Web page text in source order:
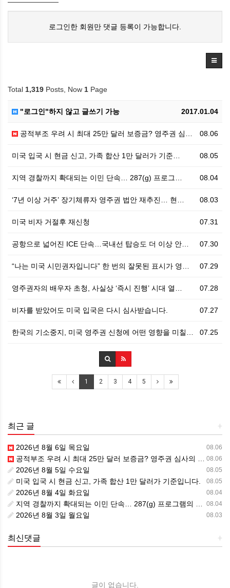
로그인한 회원만 댓글 등록이 가능합니다.
Total 1,319 Posts, Now 1 Page
2017.01.04
"로그인"하지 않고 글쓰기 가능
08.06
공적부조 우려 시 최대 25만 달러 보증금? 영주권 심…
08.05
미국 입국 시 현금 신고, 가족 합산 1만 달러가 기준…
08.04
지역 경찰까지 확대되는 이민 단속… 287(g) 프로그…
08.03
‘7년 이상 거주’ 장기체류자 영주권 법안 재추진… 현…
07.31
미국 비자 거절후 재신청
07.30
공항으로 넓어진 ICE 단속…국내선 탑승도 더 이상 안…
07.29
“나는 미국 시민권자입니다” 한 번의 잘못된 표시가 영…
07.28
영주권자의 배우자 초청, 사실상 ‘즉시 진행’ 시대 열…
07.27
비자를 받았어도 미국 입국은 다시 심사받습니다.
07.25
한국의 기소중지, 미국 영주권 신청에 어떤 영향을 미칠…
1 2 3 4 5
+
최근 글
08.06
2026년 8월 6일 목요일
08.06
공적부조 우려 시 최대 25만 달러 보증금? 영주권 심사의 새로운 변수
08.05
2026년 8월 5일 수요일
08.05
미국 입국 시 현금 신고, 가족 합산 1만 달러가 기준입니다.
08.04
2026년 8월 4일 화요일
08.04
지역 경찰까지 확대되는 이민 단속… 287(g) 프로그램의 대대적 확장
08.03
2026년 8월 3일 월요일
+
최신댓글
글이 없습니다.